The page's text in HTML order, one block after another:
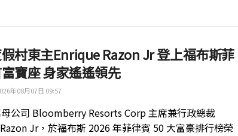
村東主Enrique Razon Jr 登上福布斯菲
寶座 身家遙遙領先
年08月07日 09:57
公司 Bloomberry Resorts Corp 主席兼行政總裁
Jr，於福布斯 2026 年菲律賓 50 大富豪排行榜榮